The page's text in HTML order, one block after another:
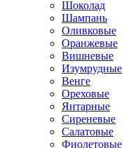
Шоколад
Шампань
Оливковые
Оранжевые
Вишневые
Изумрудные
Венге
Ореховые
Янтарные
Сиреневые
Салатовые
Фиолетовые